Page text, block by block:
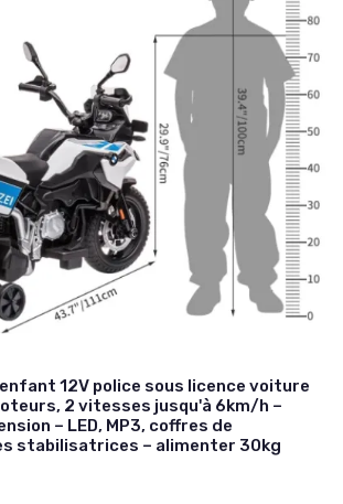
12V police sous licence voiture
2 vitesses jusqu'à 6km/h –
– LED, MP3, coffres de
stabilisatrices – alimenter 30kg